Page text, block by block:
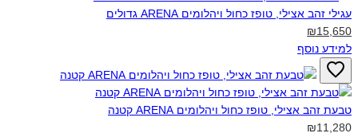
עגילי זהב אצילי, טופז כחול ויהלומים ARENA גדולים‎
₪15,650
למידע נוסף
טבעת זהב אצילי, טופז כחול ויהלומים ARENA קטנה‎
₪11,280